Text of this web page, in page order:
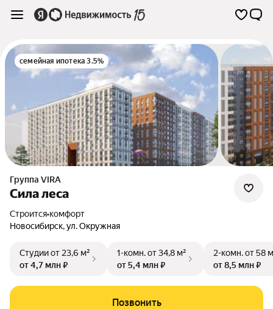
семейная ипотека 3.5%
Группа VIRA
Сила леса
Строится•комфорт
Новосибирск,ул. Окружная
Студииот 23,6 м²
от 4,7 млн ₽
1-комн.от 34,8 м²
от 5,4 млн ₽
2-комн.от 58
от 8,5 млн ₽
Позвонить